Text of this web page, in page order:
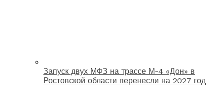
Запуск двух МФЗ на трассе М-4 «Дон» в
Ростовской области перенесли на 2027 год